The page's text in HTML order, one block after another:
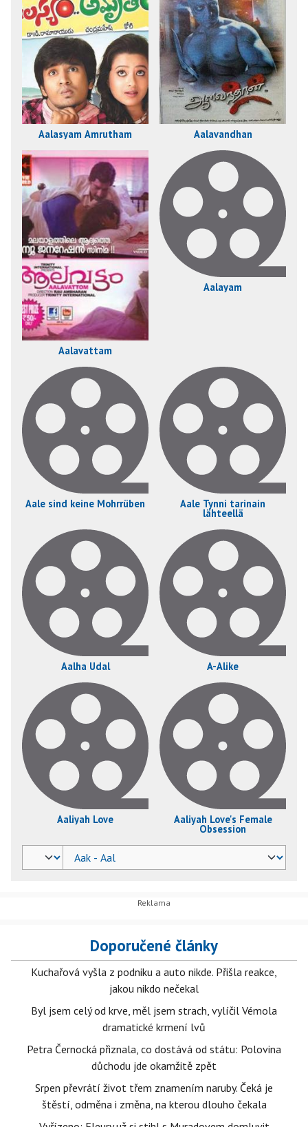
Aalasyam Amrutham Aalavandhan
Aalavattam
Aalayam
Aale sind keine Mohrrüben Aale Tynni tarinain
lähteellä
Aalha Udal A-Alike
Aaliyah Love Aaliyah Love's Female
Obsession
Doporučené články
Kuchařová vyšla z podniku a auto nikde. Přišla reakce,
jakou nikdo nečekal
Byl jsem celý od krve, měl jsem strach, vylíčil Vémola
dramatické krmení lvů
Petra Černocká přiznala, co dostává od státu: Polovina
důchodu jde okamžitě zpět
Srpen převrátí život třem znamením naruby. Čeká je
štěstí, odměna i změna, na kterou dlouho čekala